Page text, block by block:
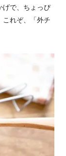
げで、ちょっぴ
これぞ、「外チ